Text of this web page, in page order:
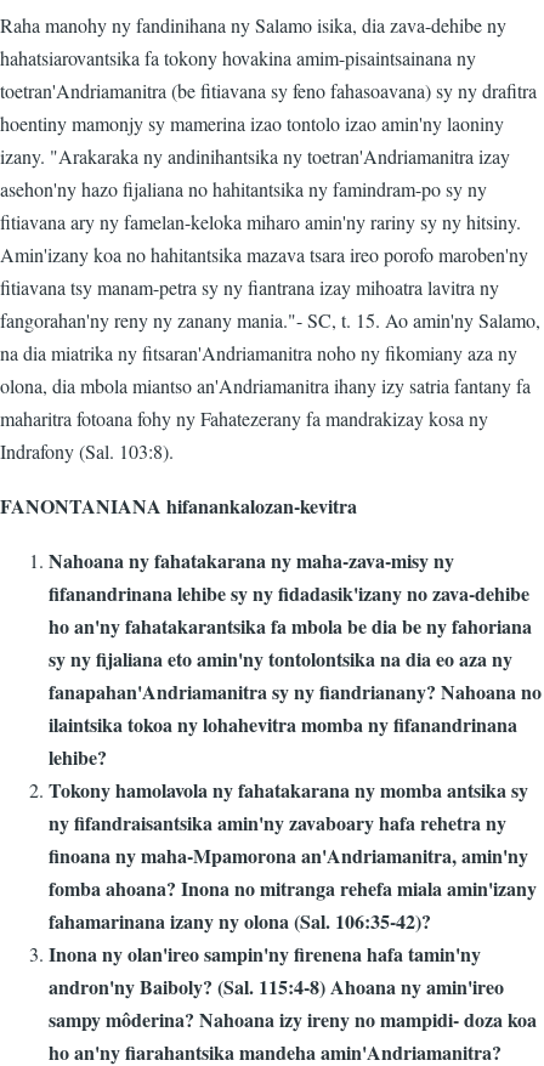
Raha manohy ny fandinihana ny Salamo isika, dia zava-dehibe ny
hahatsiarovantsika fa tokony hovakina amim-pisaintsainana ny
toetran'Andriamanitra (be fitiavana sy feno fahasoavana) sy ny drafitra
hoentiny mamonjy sy mamerina izao tontolo izao amin'ny laoniny
izany. "Arakaraka ny andinihantsika ny toetran'Andriamanitra izay
asehon'ny hazo fijaliana no hahitantsika ny famindram-po sy ny
fitiavana ary ny famelan-keloka miharo amin'ny rariny sy ny hitsiny.
Amin'izany koa no hahitantsika mazava tsara ireo porofo maroben'ny
fitiavana tsy manam-petra sy ny fiantrana izay mihoatra lavitra ny
fangorahan'ny reny ny zanany mania."- SC, t. 15. Ao amin'ny Salamo,
na dia miatrika ny fitsaran'Andriamanitra noho ny fikomiany aza ny
olona, dia mbola miantso an'Andriamanitra ihany izy satria fantany fa
maharitra fotoana fohy ny Fahatezerany fa mandrakizay kosa ny
Indrafony (Sal. 103:8).
FANONTANIANA hifanankalozan-kevitra
Nahoana ny fahatakarana ny maha-zava-misy ny
fifanandrinana lehibe sy ny fidadasik'izany no zava-dehibe
ho an'ny fahatakarantsika fa mbola be dia be ny fahoriana
sy ny fijaliana eto amin'ny tontolontsika na dia eo aza ny
fanapahan'Andriamanitra sy ny fiandrianany? Nahoana no
ilaintsika tokoa ny lohahevitra momba ny fifanandrinana
lehibe?
Tokony hamolavola ny fahatakarana ny momba antsika sy
ny fifandraisantsika amin'ny zavaboary hafa rehetra ny
finoana ny maha-Mpamorona an'Andriamanitra, amin'ny
fomba ahoana? Inona no mitranga rehefa miala amin'izany
fahamarinana izany ny olona (Sal. 106:35-42)?
Inona ny olan'ireo sampin'ny firenena hafa tamin'ny
andron'ny Baiboly? (Sal. 115:4-8) Ahoana ny amin'ireo
sampy môderina? Nahoana izy ireny no mampidi- doza koa
ho an'ny fiarahantsika mandeha amin'Andriamanitra?